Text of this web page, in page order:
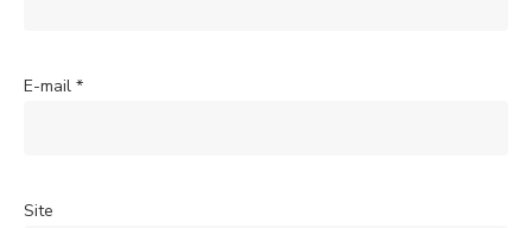
E-mail *
Site